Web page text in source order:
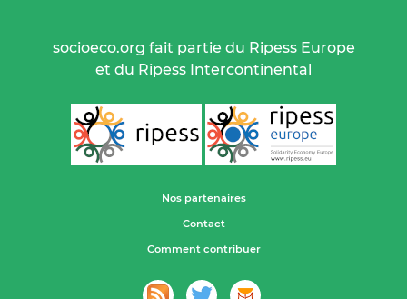
socioeco.org fait partie du Ripess Europe
et du Ripess Intercontinental
Nos partenaires
Contact
Comment contribuer